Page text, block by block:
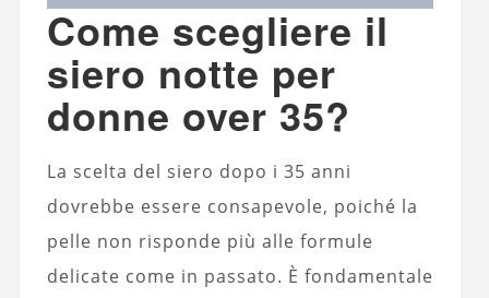
Come scegliere il
siero notte per
donne over 35?
La scelta del siero dopo i 35 anni
dovrebbe essere consapevole, poiché la
pelle non risponde più alle formule
delicate come in passato. È fondamentale